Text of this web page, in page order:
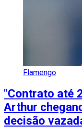
Flamengo
"Contrato até
Arthur
decisão